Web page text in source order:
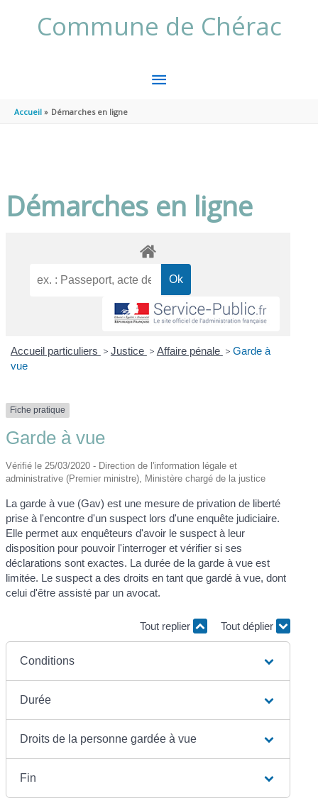
Commune de Chérac
MENU
Accueil Démarches en ligne
Démarches en ligne
Accueil particuliers > Justice > Affaire pénale > Garde à
vue
Fiche pratique
Garde à vue
Vérifié le 25/03/2020 - Direction de l'information légale et
administrative (Premier ministre), Ministère chargé de la justice
La garde à vue (Gav) est une mesure de privation de liberté
prise à l'encontre d'un suspect lors d'une enquête judiciaire.
Elle permet aux enquêteurs d'avoir le suspect à leur
disposition pour pouvoir l'interroger et vérifier si ses
déclarations sont exactes. La durée de la garde à vue est
limitée. Le suspect a des droits en tant que gardé à vue, dont
celui d'être assisté par un avocat.
Tout replier Tout déplier
Conditions
Durée
Droits de la personne gardée à vue
Fin